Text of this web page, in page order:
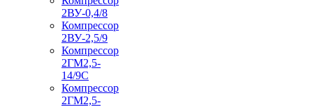
2ВУ-0,4/8
Компрессор
2ВУ-2,5/9
Компрессор
2ГМ2,5-
14/9С
Компрессор
2ГМ2,5-